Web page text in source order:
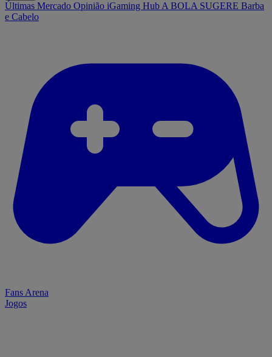
Últimas Mercado Opinião iGaming Hub A BOLA SUGERE Barba
e Cabelo
Fans Arena
Jogos